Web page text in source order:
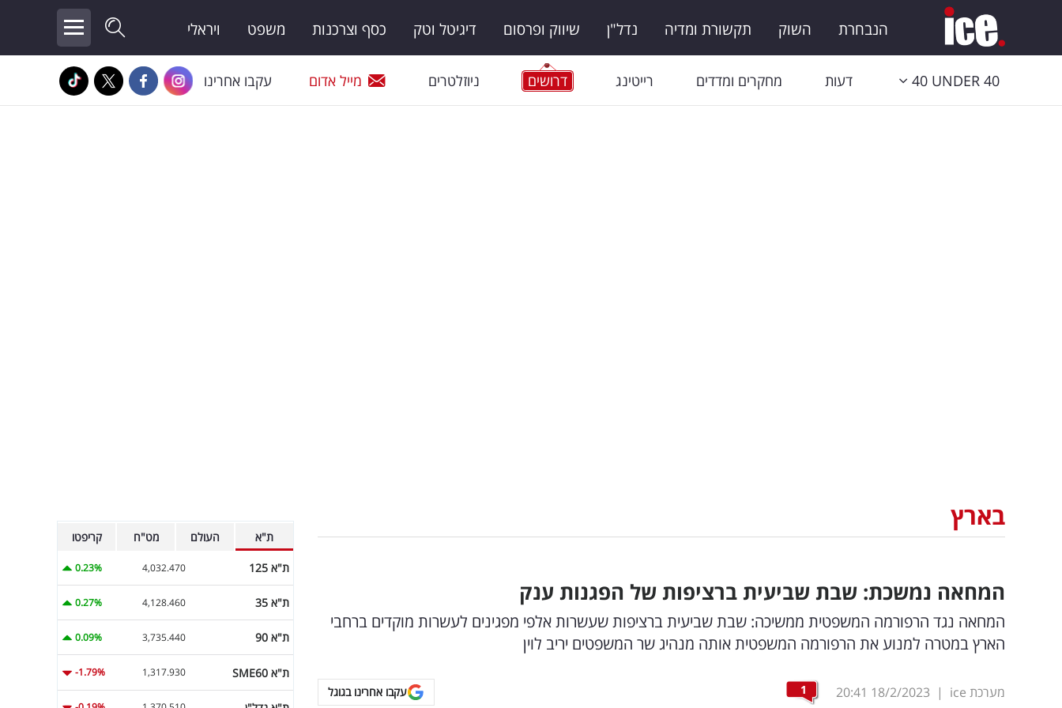
הנבחרת השוק תקשורת ומדיה נדל"ן שיווק ופרסום דיגיטל וטק כסף וצרכנות משפט ויראלי
40 UNDER 40 דעות מחקרים ומדדים רייטינג דרושים ניוזלטרים מייל אדום עקבו אחרינו
בארץ
המחאה נמשכת: שבת שביעית ברציפות של הפגנות ענק
המחאה נגד הרפורמה המשפטית ממשיכה: שבת שביעית ברציפות שעשרות אלפי מפגינים לעשרות מוקדים ברחבי
הארץ במטרה למנוע את הרפורמה המשפטית אותה מנהיג שר המשפטים יריב לוין
מערכת ice |
18/2/2023
20:41
1 עקבו אחרינו בגוגל
ת"א העולם מט"ח קריפטו
ת"א 125 4,032.470
0.23%
ת"א 35 4,128.460
0.27%
ת"א 90 3,735.440
0.09%
ת"א SME60 1,317.930
-1.79%